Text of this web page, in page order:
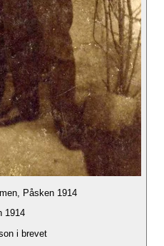
Påsken 1914
1914
i brevet